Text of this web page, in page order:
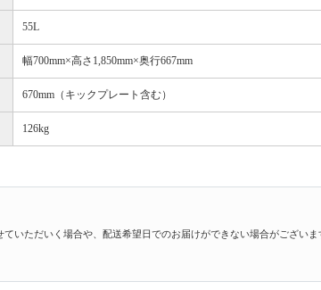
55L
幅700mm×高さ1,850mm×奥行667mm
670mm（キックプレート含む）
126kg
いただいく場合や、配送希望日でのお届けができない場合がござい